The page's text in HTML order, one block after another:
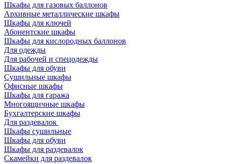
Шкафы для газовых баллонов
Архивные металлические шкафы
Шкафы для ключей
Абонентские шкафы
Шкафы для кислородных баллонов
Для одежды
Для рабочей и спецодежды
Шкафы для обуви
Сушильные шкафы
Офисные шкафы
Шкафы для гаража
Многоящичные шкафы
Бухгалтерские шкафы
Для раздевалок
Шкафы сушильные
Шкафы для обуви
Шкафы для раздевалок
Скамейки для раздевалок